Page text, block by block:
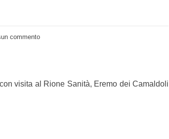
commento
visita al Rione Sanità, Eremo dei Camaldoli